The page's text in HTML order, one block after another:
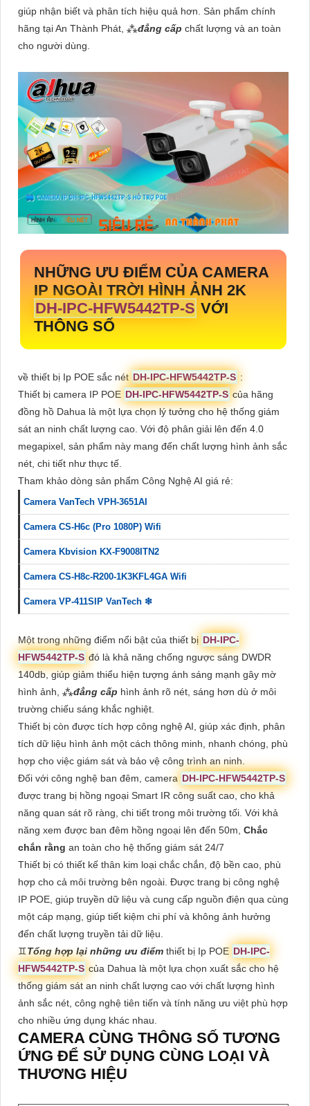
giúp nhận biết và phân tích hiệu quả hơn. Sản phẩm chính
hãng tại An Thành Phát, ⁂đẳng cấp chất lượng và an toàn
cho người dùng.
NHỮNG ƯU ĐIỂM CỦA CAMERA
IP NGOÀI TRỜI HÌNH ẢNH 2K
DH-IPC-HFW5442TP-S VỚI
THÔNG SỐ
về thiết bị Ip POE sắc nét DH-IPC-HFW5442TP-S :
Thiết bị camera IP POE DH-IPC-HFW5442TP-S của hãng
đồng hồ Dahua là một lựa chọn lý tưởng cho hệ thống giám
sát an ninh chất lượng cao. Với độ phân giải lên đến 4.0
megapixel, sản phẩm này mang đến chất lượng hình ảnh sắc
nét, chi tiết như thực tế.
Tham khảo dòng sản phẩm Công Nghệ AI giá rẻ:
Camera VanTech VPH-3651AI
Camera CS-H6c (Pro 1080P) Wifi
Camera Kbvision KX-F9008ITN2
Camera CS-H8c-R200-1K3KFL4GA Wifi
Camera VP-411SIP VanTech ❇
Một trong những điểm nổi bật của thiết bị DH-IPC-
HFW5442TP-S đó là khả năng chống ngược sáng DWDR
140db, giúp giảm thiểu hiện tượng ánh sáng mạnh gây mờ
hình ảnh, ⁂đẳng cấp hình ảnh rõ nét, sáng hơn dù ở môi
trường chiếu sáng khắc nghiệt.
Thiết bị còn được tích hợp công nghệ AI, giúp xác định, phân
tích dữ liệu hình ảnh một cách thông minh, nhanh chóng, phù
hợp cho việc giám sát và bảo vệ công trình an ninh.
Đối với công nghệ ban đêm, camera DH-IPC-HFW5442TP-S
được trang bị hồng ngoại Smart IR công suất cao, cho khả
năng quan sát rõ ràng, chi tiết trong môi trường tối. Với khả
năng xem được ban đêm hồng ngoại lên đến 50m, Chắc
chắn rằng an toàn cho hệ thống giám sát 24/7
Thiết bị có thiết kế thân kim loại chắc chắn, độ bền cao, phù
hợp cho cả môi trường bên ngoài. Được trang bị công nghệ
IP POE, giúp truyền dữ liệu và cung cấp nguồn điện qua cùng
một cáp mạng, giúp tiết kiệm chi phí và không ảnh hưởng
đến chất lượng truyền tải dữ liệu.
♊Tổng hợp lại những ưu điểm thiết bị Ip POE DH-IPC-
HFW5442TP-S của Dahua là một lựa chọn xuất sắc cho hệ
thống giám sát an ninh chất lượng cao với chất lượng hình
ảnh sắc nét, công nghệ tiên tiến và tính năng ưu việt phù hợp
cho nhiều ứng dụng khác nhau.
CAMERA CÙNG THÔNG SỐ TƯƠNG
ỨNG ĐỂ SỬ DỤNG CÙNG LOẠI VÀ
THƯƠNG HIỆU